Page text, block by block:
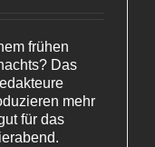
frühen
Das
mehr
für das